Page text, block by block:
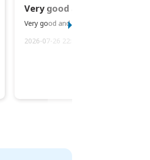
Very good and prompt service.
2026-07-26 22:43:45